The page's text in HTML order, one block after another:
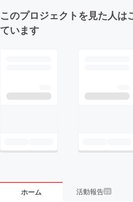
このプロジェクトを見た人は
ています
ホーム 活動報告23